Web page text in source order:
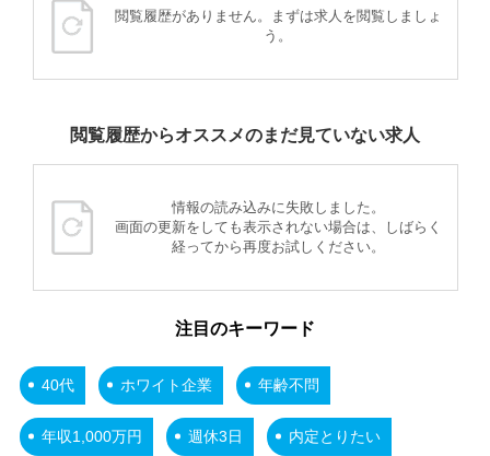
閲覧履歴がありません。まずは求人を閲覧しましょ
う。
閲覧履歴からオススメのまだ見ていない求人
情報の読み込みに失敗しました。
画面の更新をしても表示されない場合は、しばらく
経ってから再度お試しください。
注目のキーワード
40代 ホワイト企業 年齢不問
年収1,000万円 週休3日 内定とりたい